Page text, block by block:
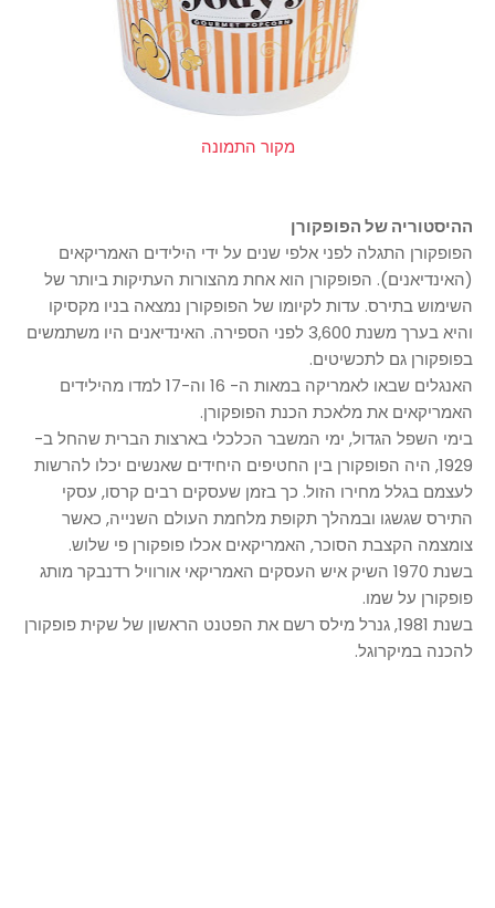
מקור התמונה
ההיסטוריה של הפופקורן
הפופקורן התגלה לפני אלפי שנים על ידי הילידים האמריקאים
(האינדיאנים). הפופקורן הוא אחת מהצורות העתיקות ביותר של
השימוש בתירס. עדות לקיומו של הפופקורן נמצאה בניו מקסיקו
והיא בערך משנת 3,600 לפני הספירה. האינדיאנים היו משתמשים
בפופקורן גם לתכשיטים.
האנגלים שבאו לאמריקה במאות ה- 16 וה-17 למדו מהילידים
האמריקאים את מלאכת הכנת הפופקורן.
בימי השפל הגדול, ימי המשבר הכלכלי בארצות הברית שהחל ב-
1929, היה הפופקורן בין החטיפים היחידים שאנשים יכלו להרשות
לעצמם בגלל מחירו הזול. כך בזמן שעסקים רבים קרסו, עסקי
התירס שגשגו ובמהלך תקופת מלחמת העולם השנייה, כאשר
צומצמה הקצבת הסוכר, האמריקאים אכלו פופקורן פי שלוש.
בשנת 1970 השיק איש העסקים האמריקאי אורוויל רדנבקר מותג
פופקורן על שמו.
בשנת 1981, גנרל מילס רשם את הפטנט הראשון של שקית פופקורן
להכנה במיקרוגל.